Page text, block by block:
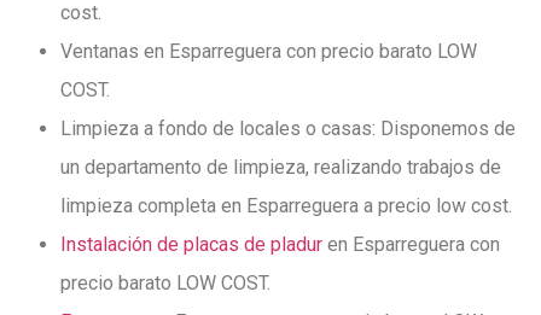
cost.
Ventanas en Esparreguera con precio barato LOW
COST.
Limpieza a fondo de locales o casas: Disponemos de
un departamento de limpieza, realizando trabajos de
limpieza completa en Esparreguera a precio low cost.
Instalación de placas de pladur en Esparreguera con
precio barato LOW COST.